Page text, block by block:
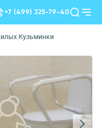
+7 (499) 325-79-40
Кузьминки